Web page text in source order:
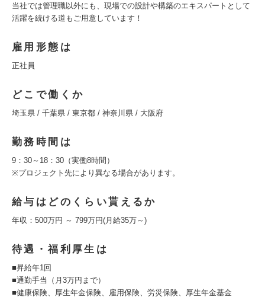
当社では管理職以外にも、現場での設計や構築のエキスパートとして
活躍を続ける道もご用意しています！
雇用形態は
正社員
どこで働くか
埼玉県 / 千葉県 / 東京都 / 神奈川県 / 大阪府
勤務時間は
9：30～18：30（実働8時間）
※プロジェクト先により異なる場合があります。
給与はどのくらい貰えるか
年収：500万円 ～ 799万円(月給35万～)
待遇・福利厚生は
■昇給年1回
■通勤手当（月3万円まで）
■健康保険、厚生年金保険、雇用保険、労災保険、厚生年金基金